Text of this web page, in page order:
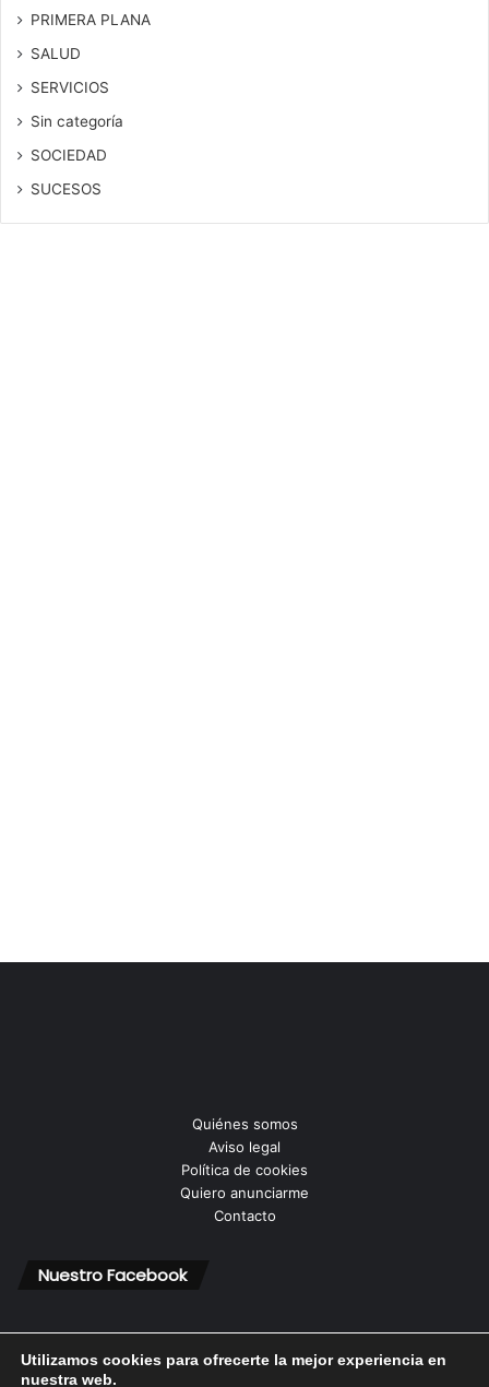
PRIMERA PLANA
SALUD
SERVICIOS
Sin categoría
SOCIEDAD
SUCESOS
Quiénes somos
Aviso legal
Política de cookies
Quiero anunciarme
Contacto
Nuestro Facebook
Utilizamos cookies para ofrecerte la mejor experiencia en
nuestra web.